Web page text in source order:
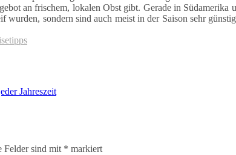
an frischem, lokalen Obst gibt. Gerade in
wurden, sondern sind auch meist in der Saison sehr
Jahreszeit
Felder sind mit * markiert